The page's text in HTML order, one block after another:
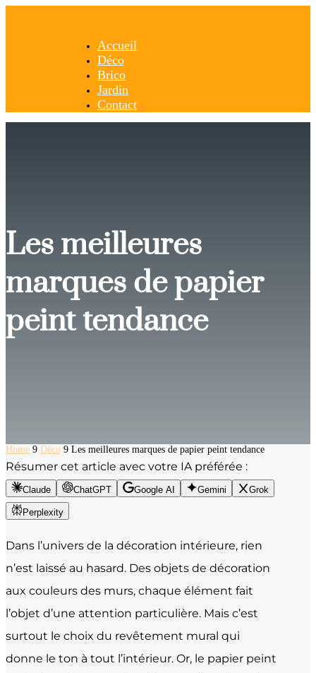
Accueil
Déco
Brico
Jardin
Contact
Les meilleures
marques de papier
peint tendance
Home 9 Déco 9 Les meilleures marques de papier peint tendance
Résumer cet article avec votre IA préférée :
Claude ChatGPT Google AI Gemini Grok
Perplexity
Dans l’univers de la décoration intérieure, rien
n’est laissé au hasard. Des objets de décoration
aux couleurs des murs, chaque élément fait
l’objet d’une attention particulière. Mais c’est
surtout le choix du revêtement mural qui
donne le ton à tout l’intérieur. Or, le papier peint